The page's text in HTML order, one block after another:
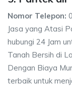
Nomor Telepon:
Jasa yang Atasi
hubungi 24 Jam
Tanah Bersih di
Dengan Biaya
terbaik untuk